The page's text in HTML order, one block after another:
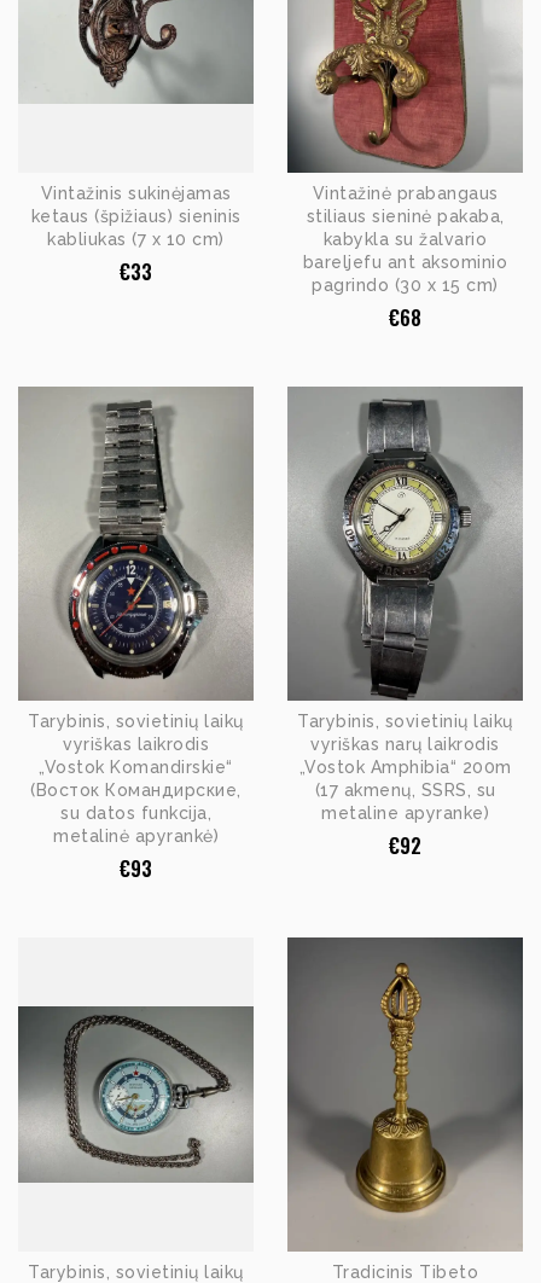
Vintažinis sukinėjamas
ketaus (špižiaus) sieninis
kabliukas (7 x 10 cm)
€33
Vintažinė prabangaus
stiliaus sieninė pakaba,
kabykla su žalvario
bareljefu ant aksominio
pagrindo (30 x 15 cm)
€68
Tarybinis, sovietinių laikų
vyriškas laikrodis
„Vostok Komandirskie“
(Восток Командирские,
su datos funkcija,
metalinė apyrankė)
€93
Tarybinis, sovietinių laikų
vyriškas narų laikrodis
„Vostok Amphibia“ 200m
(17 akmenų, SSRS, su
metaline apyranke)
€92
Tarybinis, sovietinių laikų
Tradicinis Tibeto